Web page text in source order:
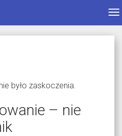
było zaskoczenia.
– nie